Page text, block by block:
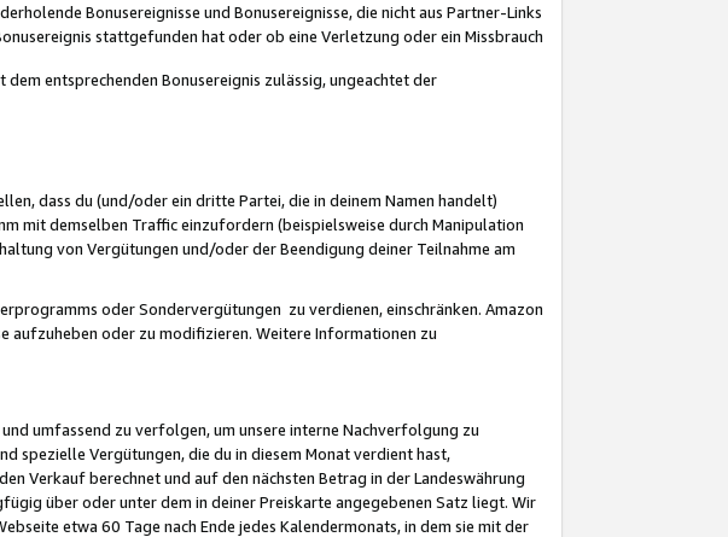
Bonusereignisse und Bonusereignisse, die nicht aus Partner-Links
stattgefunden hat oder ob eine Verletzung oder ein Missbrauch
entsprechenden Bonusereignis zulässig, ungeachtet der
dass du (und/oder ein dritte Partei, die in deinem Namen handelt)
mit demselben Traffic einzufordern (beispielsweise durch Manipulation
von Vergütungen und/oder der Beendigung deiner Teilnahme am
oder Sondervergütungen zu verdienen, einschränken. Amazon
aufzuheben oder zu modifizieren. Weitere Informationen zu
umfassend zu verfolgen, um unsere interne Nachverfolgung zu
spezielle Vergütungen, die du in diesem Monat verdient hast,
Verkauf berechnet und auf den nächsten Betrag in der Landeswährung
über oder unter dem in deiner Preiskarte angegebenen Satz liegt. Wir
etwa 60 Tage nach Ende jedes Kalendermonats, in dem sie mit der